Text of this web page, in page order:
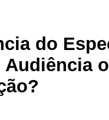
do
Audiência